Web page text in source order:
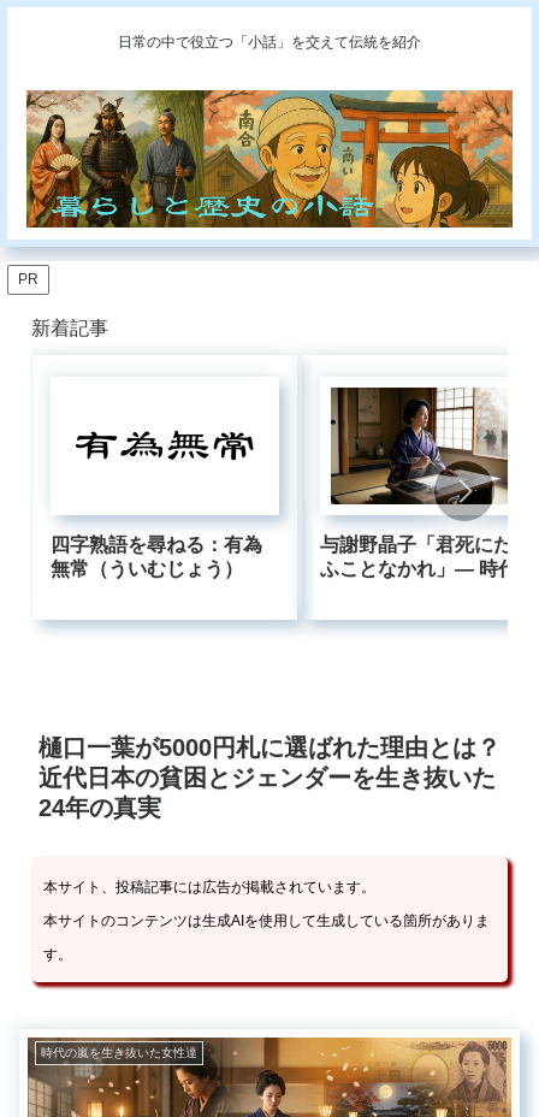
日常の中で役立つ「小話」を交えて伝統を紹介
PR
新着記事
四字熟語を尋ねる：有為
無常（ういむじょう）
与謝野晶子「君死にたま
ふことなかれ」― 時代に
今も響くのか
樋口一葉が5000円札に選ばれた理由とは？
近代日本の貧困とジェンダーを生き抜いた
24年の真実
本サイト、投稿記事には広告が掲載されています。
本サイトのコンテンツは生成AIを使用して生成している箇所がありま
す。
時代の嵐を生き抜いた女性達